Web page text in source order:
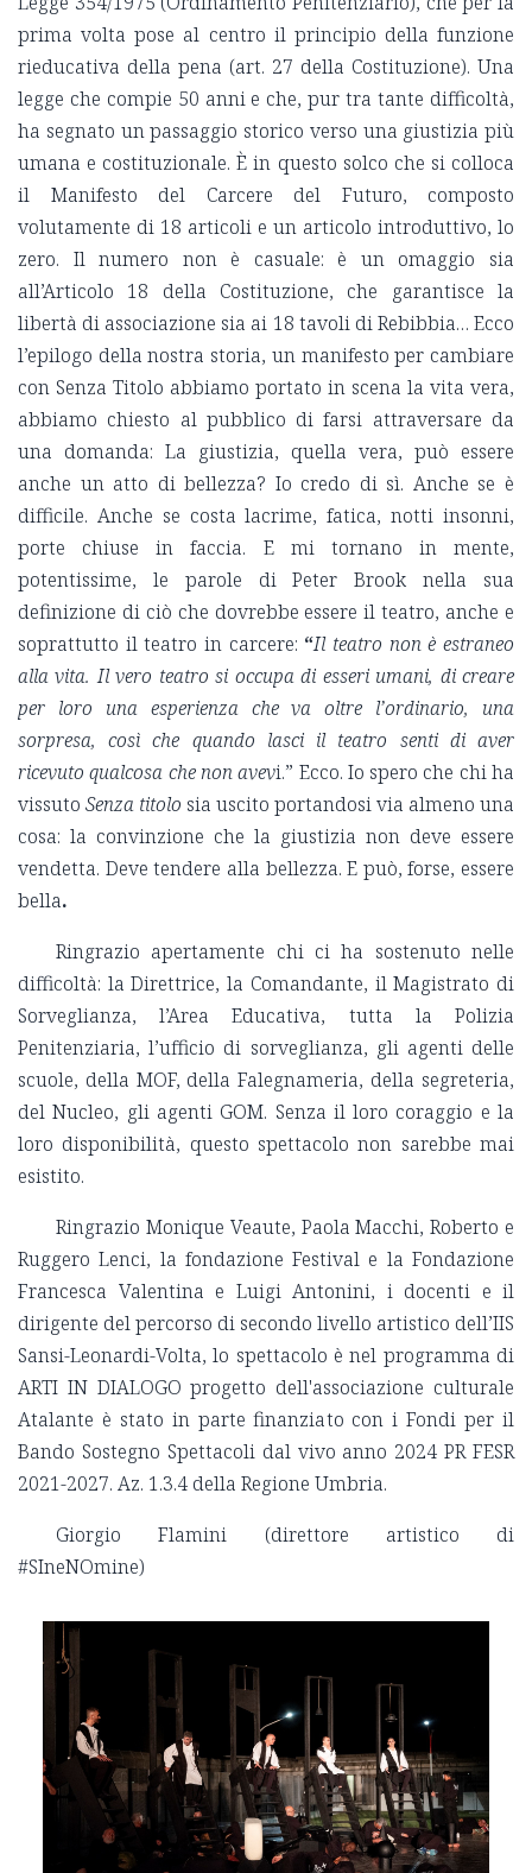
prima volta pose al centro il principio della funzione
rieducativa della pena (art. 27 della Costituzione). Una
legge che compie 50 anni e che, pur tra tante difficoltà,
ha segnato un passaggio storico verso una giustizia più
umana e costituzionale. È in questo solco che si colloca
il Manifesto del Carcere del Futuro, composto
volutamente di 18 articoli e un articolo introduttivo, lo
zero. Il numero non è casuale: è un omaggio sia
all’Articolo 18 della Costituzione, che garantisce la
libertà di associazione sia ai 18 tavoli di Rebibbia… Ecco
l’epilogo della nostra storia, un manifesto per cambiare
con Senza Titolo abbiamo portato in scena la vita vera,
abbiamo chiesto al pubblico di farsi attraversare da
una domanda: La giustizia, quella vera, può essere
anche un atto di bellezza? Io credo di sì. Anche se è
difficile. Anche se costa lacrime, fatica, notti insonni,
porte chiuse in faccia. E mi tornano in mente,
potentissime, le parole di Peter Brook nella sua
definizione di ciò che dovrebbe essere il teatro, anche e
soprattutto il teatro in carcere: “Il teatro non è estraneo
alla vita. Il vero teatro si occupa di esseri umani, di creare
per loro una esperienza che va oltre l’ordinario, una
sorpresa, così che quando lasci il teatro senti di aver
ricevuto qualcosa che non avevi.” Ecco. Io spero che chi ha
vissuto Senza titolo sia uscito portandosi via almeno una
cosa: la convinzione che la giustizia non deve essere
vendetta. Deve tendere alla bellezza. E può, forse, essere
bella.
Ringrazio apertamente chi ci ha sostenuto nelle
difficoltà: la Direttrice, la Comandante, il Magistrato di
Sorveglianza, l’Area Educativa, tutta la Polizia
Penitenziaria, l’ufficio di sorveglianza, gli agenti delle
scuole, della MOF, della Falegnameria, della segreteria,
del Nucleo, gli agenti GOM. Senza il loro coraggio e la
loro disponibilità, questo spettacolo non sarebbe mai
esistito.
Ringrazio Monique Veaute, Paola Macchi, Roberto e
Ruggero Lenci, la fondazione Festival e la Fondazione
Francesca Valentina e Luigi Antonini, i docenti e il
dirigente del percorso di secondo livello artistico dell’IIS
Sansi-Leonardi-Volta, lo spettacolo è nel programma di
ARTI IN DIALOGO progetto dell'associazione culturale
Atalante è stato in parte finanziato con i Fondi per il
Bando Sostegno Spettacoli dal vivo anno 2024 PR FESR
2021-2027. Az. 1.3.4 della Regione Umbria.
Giorgio Flamini (direttore artistico di
#SIneNOmine)